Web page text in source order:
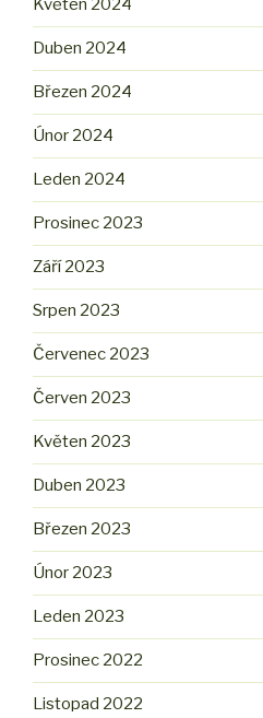
Květen 2024
Duben 2024
Březen 2024
Únor 2024
Leden 2024
Prosinec 2023
Září 2023
Srpen 2023
Červenec 2023
Červen 2023
Květen 2023
Duben 2023
Březen 2023
Únor 2023
Leden 2023
Prosinec 2022
Listopad 2022